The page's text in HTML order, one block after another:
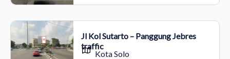
Jl Kol Sutarto – Panggung Jebres
traffic
Kota Solo